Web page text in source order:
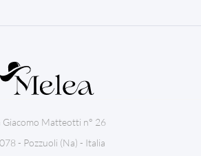
Giacomo Matteotti n° 26
- Pozzuoli (Na) - Italia